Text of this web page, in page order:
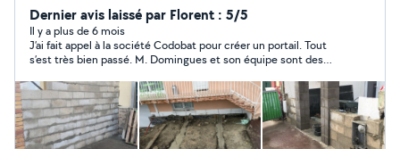
Nous sommes situés à Montesson dans les Yvelines
(78). Nous mettons notre savoir et nos compétences à
votre service. Nos prestations sont assurées et de
bonne qualité. Nous sommes une équipe compétente,
qualifiée et très sérieuse. Nous faisons du vrai travail de
professionnel, avec un très bon rapport qualité/prix.
N'hésitez pas à visiter nos divers réseaux sociaux et
notre site officiel. "Nous construisons vos sourires :)"
Dernier avis laissé par Florent : 5/5
Il y a plus de 6 mois
J’ai fait appel à la société Codobat pour créer un portail. Tout
s’est très bien passé. M. Domingues et son équipe sont des
d’autres travaux.